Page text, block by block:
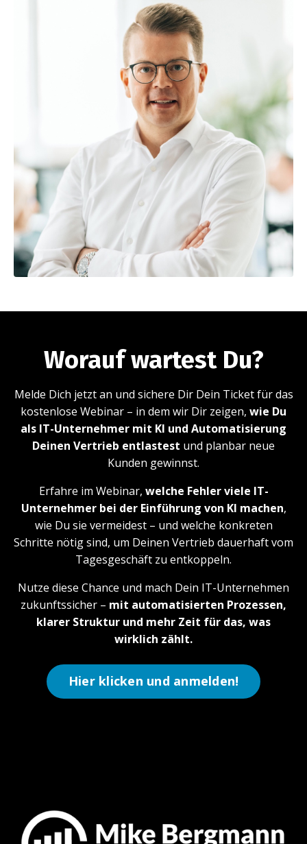
Worauf wartest Du?
Melde Dich jetzt an und sichere Dir Dein Ticket für das
kostenlose Webinar – in dem wir Dir zeigen, wie Du
als IT-Unternehmer mit KI und Automatisierung
Deinen Vertrieb entlastest und planbar neue
Kunden gewinnst.
Erfahre im Webinar, welche Fehler viele IT-
Unternehmer bei der Einführung von KI machen,
wie Du sie vermeidest – und welche konkreten
Schritte nötig sind, um Deinen Vertrieb dauerhaft vom
Tagesgeschäft zu entkoppeln.
Nutze diese Chance und mach Dein IT-Unternehmen
zukunftssicher – mit automatisierten Prozessen,
klarer Struktur und mehr Zeit für das, was
wirklich zählt.
Hier klicken und anmelden!